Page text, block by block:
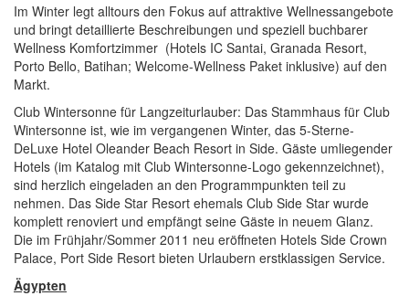
Im Winter legt alltours den Fokus auf attraktive Wellnessangebote
und bringt detaillierte Beschreibungen und speziell buchbarer
Wellness Komfortzimmer (Hotels IC Santai, Granada Resort,
Porto Bello, Batihan; Welcome-Wellness Paket inklusive) auf den
Markt.
Club Wintersonne für Langzeiturlauber: Das Stammhaus für Club
Wintersonne ist, wie im vergangenen Winter, das 5-Sterne-
DeLuxe Hotel Oleander Beach Resort in Side. Gäste umliegender
Hotels (im Katalog mit Club Wintersonne-Logo gekennzeichnet),
sind herzlich eingeladen an den Programmpunkten teil zu
nehmen. Das Side Star Resort ehemals Club Side Star wurde
komplett renoviert und empfängt seine Gäste in neuem Glanz.
Die im Frühjahr/Sommer 2011 neu eröffneten Hotels Side Crown
Palace, Port Side Resort bieten Urlaubern erstklassigen Service.
Ägypten